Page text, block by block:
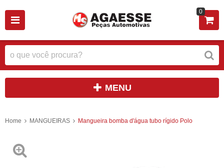
0
MENU
Home MANGUEIRAS Mangueira bomba d'água tubo rígido Polo